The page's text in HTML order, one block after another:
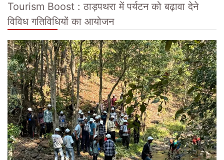
Tourism Boost : ठाड़पथरा में पर्यटन को बढ़ावा देने
विविध गतिविधियों का आयोजन